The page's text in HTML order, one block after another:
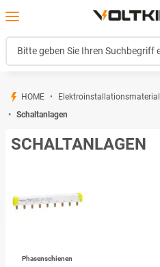
HOME Elektroinstallationsmaterial
Schaltanlagen
SCHALTANLAGEN
Phasenschienen